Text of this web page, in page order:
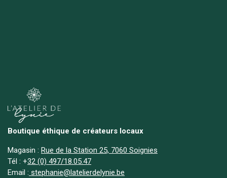
Boutique éthique de créateurs locaux
Magasin : Rue de la Station 25, 7060 Soignies
Tél : +32 (0) 497/18.05.47
Email : stephanie@latelierdelynie.be